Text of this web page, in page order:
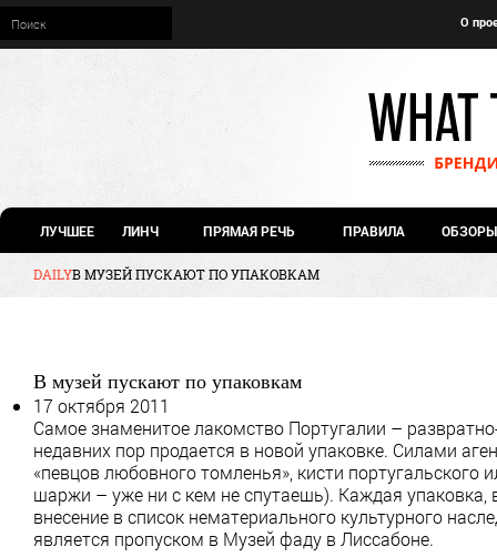
О
ЛУЧШЕЕ ЛИНЧ ПРЯМАЯ РЕЧЬ ПРАВИЛА ОБЗОРЫ
DAILYВ МУЗЕЙ ПУСКАЮТ ПО УПАКОВКАМ
В музей пускают по упаковкам
17 октября 2011
Самое знаменитое лакомство Португалии –
недавних пор продается в новой упаковке. Силами
«певцов любовного томленья», кисти португальского
шаржи – уже ни с кем не спутаешь). Каждая упаковка,
внесение в список нематериального культурного
является пропуском в Музей фаду в Лиссабоне.